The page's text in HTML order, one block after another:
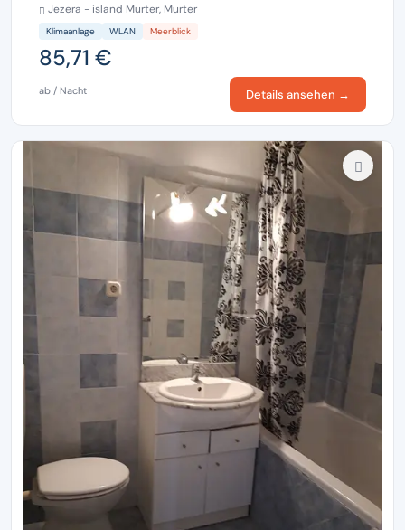
Jezera - island Murter, Murter
Klimaanlage WLAN Meerblick
85,71 €
ab / Nacht Details ansehen →